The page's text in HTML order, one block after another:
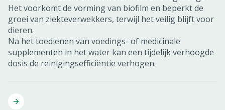
Het voorkomt de vorming van biofilm en beperkt de
groei van ziekteverwekkers, terwijl het veilig blijft voor
dieren.
Na het toedienen van voedings- of medicinale
supplementen in het water kan een tijdelijk verhoogde
dosis de reinigingsefficiëntie verhogen.